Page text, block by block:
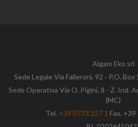
Algam Eko srl
Sede Legale Via Falleroni, 92 - P.O.
Sede Operativa Via O. Pigini, 8 - Z. Ind.
(MC)
Tel. +39 0733 227 1 Fax.